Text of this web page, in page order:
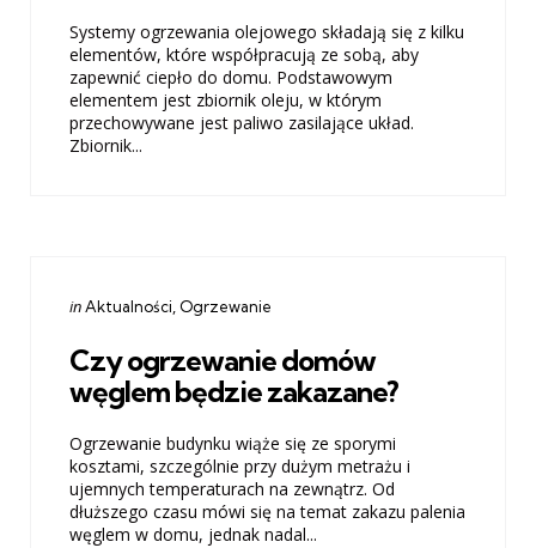
Systemy ogrzewania olejowego składają się z kilku
elementów, które współpracują ze sobą, aby
zapewnić ciepło do domu. Podstawowym
elementem jest zbiornik oleju, w którym
przechowywane jest paliwo zasilające układ.
Zbiornik...
Categories
Posted
inAktualności Ogrzewanie
Czy ogrzewanie domów
węglem będzie zakazane?
Ogrzewanie budynku wiąże się ze sporymi
kosztami, szczególnie przy dużym metrażu i
ujemnych temperaturach na zewnątrz. Od
dłuższego czasu mówi się na temat zakazu palenia
węglem w domu, jednak nadal...